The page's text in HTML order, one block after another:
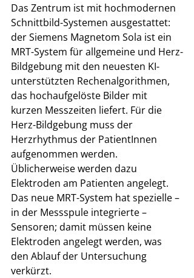
Das Zentrum ist mit hochmodernen
Schnittbild-Systemen ausgestattet:
der Siemens Magnetom Sola ist ein
MRT-System für allgemeine und Herz-
Bildgebung mit den neuesten KI-
unterstützten Rechenalgorithmen,
das hochaufgelöste Bilder mit
kurzen Messzeiten liefert. Für die
Herz-Bildgebung muss der
Herzrhythmus der PatientInnen
aufgenommen werden.
Üblicherweise werden dazu
Elektroden am Patienten angelegt.
Das neue MRT-System hat spezielle –
in der Messspule integrierte –
Sensoren; damit müssen keine
Elektroden angelegt werden, was
den Ablauf der Untersuchung
verkürzt.